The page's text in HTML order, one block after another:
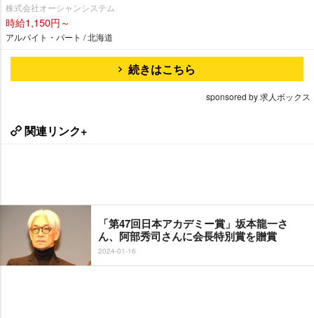
株式会社オーシャンシステム
時給1,150円～
アルバイト・パート / 北海道
続きはこちら
sponsored by 求人ボックス
関連リンク+
「第47回日本アカデミー賞」坂本龍一さ
ん、阿部秀司さんに会長特別賞を贈賞
2024-01-16